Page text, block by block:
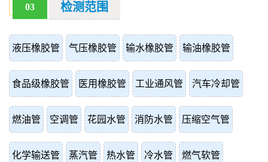
03 检测范围
液压橡胶管 气压橡胶管 输水橡胶管 输油橡胶管
食品级橡胶管 医用橡胶管 工业通风管 汽车冷却管
燃油管 空调管 花园水管 消防水管 压缩空气管
化学输送管 蒸汽管 热水管 冷水管 燃气软管